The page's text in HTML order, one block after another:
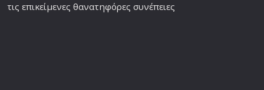
τις επικείμενες θανατηφόρες συνέπειες